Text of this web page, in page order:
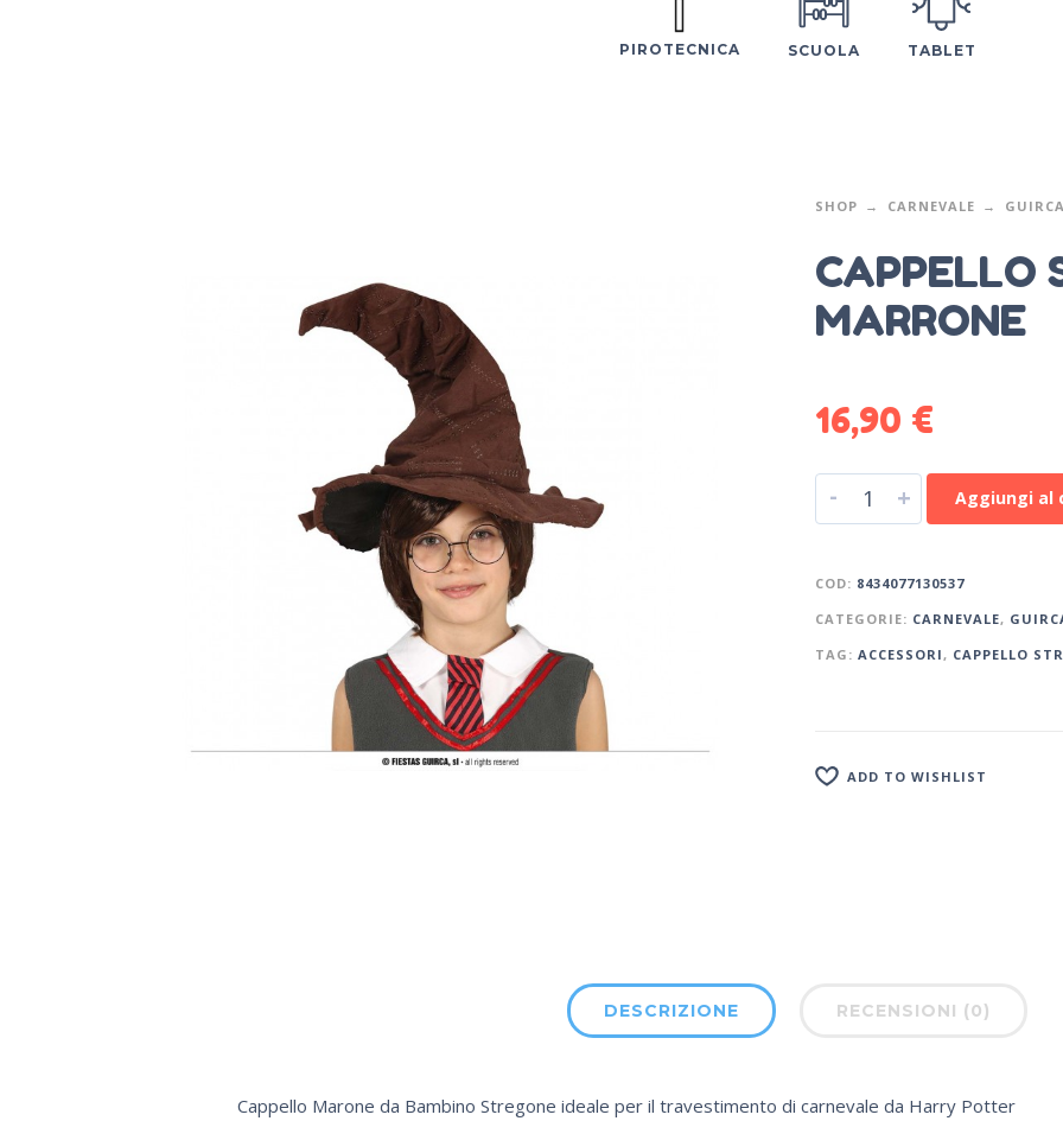
PIROTECNICA SCUOLA TABLET
SHOP CARNEVALE
CAPPELLO
MARRONE
16,90 €
- + Aggiungi al
COD: 8434077130537
CATEGORIE: CARNEVALE,
TAG: ACCESSORI, CAPPELLO
ADD TO WISHLIST
DESCRIZIONE RECENSIONI (0)
Cappello Marone da Bambino Stregone ideale per il travestimento di carnevale da Harry Potter